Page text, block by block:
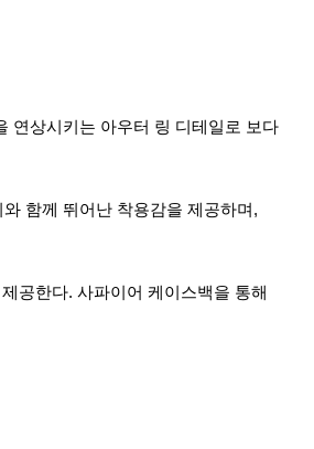
연상시키는 아우터 링 디테일로 보다
함께 뛰어난 착용감을 제공하며,
공한다. 사파이어 케이스백을 통해